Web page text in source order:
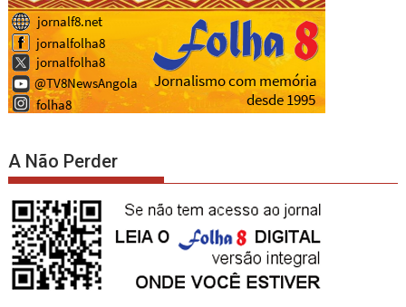
A Não Perder